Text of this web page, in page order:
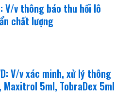
V/v thông báo thu hồi lô
chất lượng
V/v xác minh, xử lý thông
5ml, TobraDex 5ml